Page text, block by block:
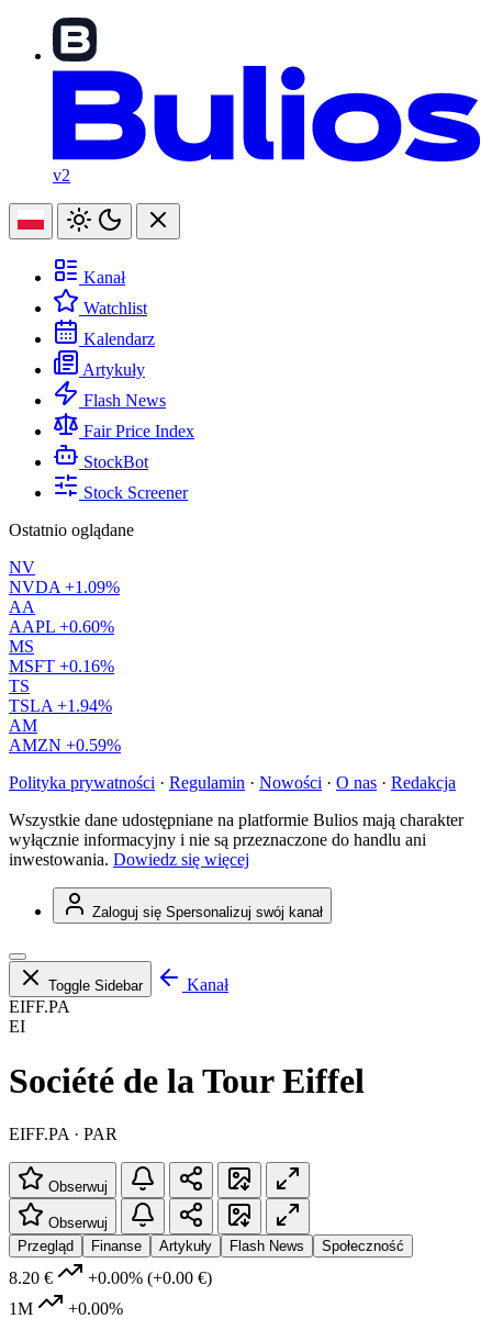
v2
Kanał
Watchlist
Kalendarz
Artykuły
Flash News
Fair Price Index
StockBot
Stock Screener
Ostatnio oglądane
NV
NVDA +1.09%
AA
AAPL +0.60%
MS
MSFT +0.16%
TS
TSLA +1.94%
AM
AMZN +0.59%
Polityka prywatności · Regulamin · Nowości · O nas · Redakcja
Wszystkie dane udostępniane na platformie Bulios mają charakter
wyłącznie informacyjny i nie są przeznaczone do handlu ani
inwestowania. Dowiedz się więcej
Zaloguj się Spersonalizuj swój kanał
Toggle Sidebar
Kanał
EIFF.PA
EI
Société de la Tour Eiffel
EIFF.PA · PAR
Obserwuj
Obserwuj
Przegląd
Finanse Artykuły Flash News Społeczność
8.20 € +0.00% (+0.00 €)
1M
+0.00%